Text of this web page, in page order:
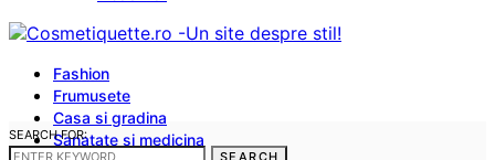
Fashion
Frumusete
Casa si gradina
Sanatate si medicina
SEARCH FOR:
SEARCH